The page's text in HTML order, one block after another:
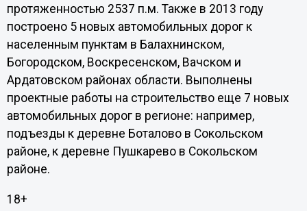
протяженностью 2537 п.м. Также в 2013 году
построено 5 новых автомобильных дорог к
населенным пунктам в Балахнинском,
Богородском, Воскресенском, Вачском и
Ардатовском районах области. Выполнены
проектные работы на строительство еще 7 новых
автомобильных дорог в регионе: например,
подъезды к деревне Боталово в Сокольском
районе, к деревне Пушкарево в Сокольском
районе.
18+